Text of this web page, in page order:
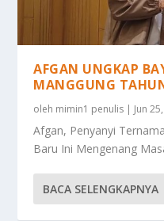
AFGAN UNGKAP
MANGGUNG
oleh mimin1 penulis | Jun
Afgan, Penyanyi
Baru Ini Mengenang
BACA SELENGKAPNYA